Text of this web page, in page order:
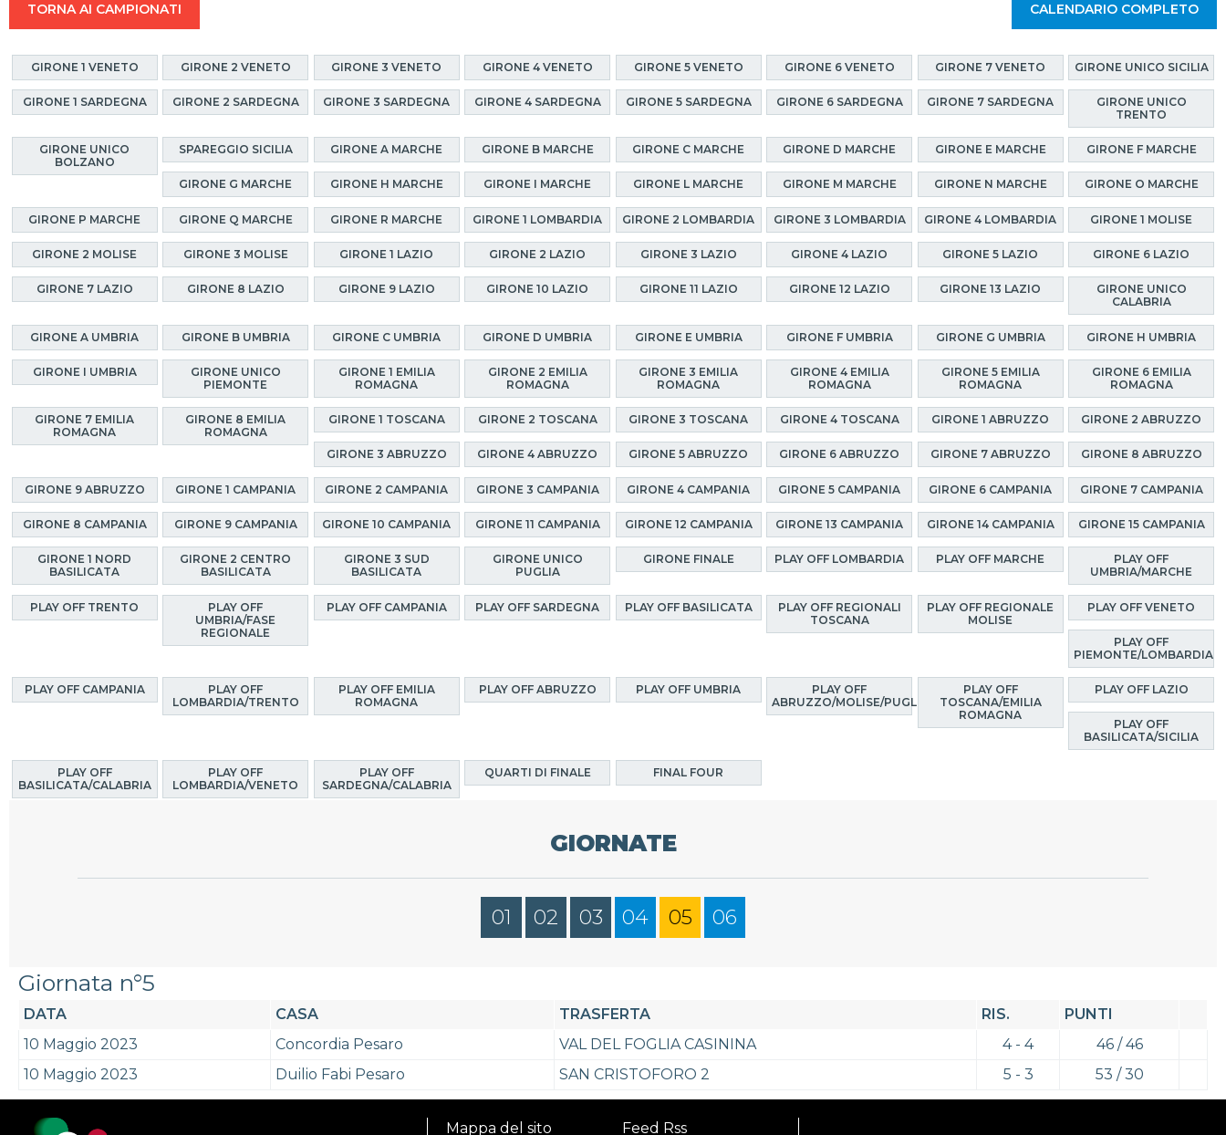
TORNA AI CAMPIONATI CALENDARIO COMPLETO
GIRONE 1 VENETO GIRONE 2 VENETO GIRONE 3 VENETO GIRONE 4 VENETO GIRONE 5 VENETO GIRONE 6 VENETO GIRONE 7 VENETO GIRONE UNICO SICILIA
GIRONE 1 SARDEGNA GIRONE 2 SARDEGNA GIRONE 3 SARDEGNA GIRONE 4 SARDEGNA GIRONE 5 SARDEGNA GIRONE 6 SARDEGNA GIRONE 7 SARDEGNA
GIRONE UNICO
TRENTO
GIRONE UNICO
BOLZANO
SPAREGGIO SICILIA GIRONE A MARCHE GIRONE B MARCHE GIRONE C MARCHE GIRONE D MARCHE GIRONE E MARCHE GIRONE F MARCHE
GIRONE G MARCHE GIRONE H MARCHE GIRONE I MARCHE GIRONE L MARCHE GIRONE M MARCHE GIRONE N MARCHE GIRONE O MARCHE
GIRONE P MARCHE GIRONE Q MARCHE GIRONE R MARCHE GIRONE 1 LOMBARDIA GIRONE 2 LOMBARDIA GIRONE 3 LOMBARDIA GIRONE 4 LOMBARDIA GIRONE 1 MOLISE
GIRONE 2 MOLISE GIRONE 3 MOLISE GIRONE 1 LAZIO GIRONE 2 LAZIO GIRONE 3 LAZIO GIRONE 4 LAZIO GIRONE 5 LAZIO GIRONE 6 LAZIO
GIRONE 7 LAZIO GIRONE 8 LAZIO GIRONE 9 LAZIO GIRONE 10 LAZIO GIRONE 11 LAZIO GIRONE 12 LAZIO GIRONE 13 LAZIO
GIRONE UNICO
CALABRIA
GIRONE A UMBRIA GIRONE B UMBRIA GIRONE C UMBRIA GIRONE D UMBRIA GIRONE E UMBRIA GIRONE F UMBRIA GIRONE G UMBRIA GIRONE H UMBRIA
GIRONE I UMBRIA
GIRONE UNICO
PIEMONTE
GIRONE 1 EMILIA
ROMAGNA
GIRONE 2 EMILIA
ROMAGNA
GIRONE 3 EMILIA
ROMAGNA
GIRONE 4 EMILIA
ROMAGNA
GIRONE 5 EMILIA
ROMAGNA
GIRONE 6 EMILIA
ROMAGNA
GIRONE 7 EMILIA
ROMAGNA
GIRONE 8 EMILIA
ROMAGNA
GIRONE 1 TOSCANA GIRONE 2 TOSCANA GIRONE 3 TOSCANA GIRONE 4 TOSCANA GIRONE 1 ABRUZZO GIRONE 2 ABRUZZO
GIRONE 3 ABRUZZO GIRONE 4 ABRUZZO GIRONE 5 ABRUZZO GIRONE 6 ABRUZZO GIRONE 7 ABRUZZO GIRONE 8 ABRUZZO
GIRONE 9 ABRUZZO GIRONE 1 CAMPANIA GIRONE 2 CAMPANIA GIRONE 3 CAMPANIA GIRONE 4 CAMPANIA GIRONE 5 CAMPANIA GIRONE 6 CAMPANIA GIRONE 7 CAMPANIA
GIRONE 8 CAMPANIA GIRONE 9 CAMPANIA GIRONE 10 CAMPANIA GIRONE 11 CAMPANIA GIRONE 12 CAMPANIA GIRONE 13 CAMPANIA GIRONE 14 CAMPANIA GIRONE 15 CAMPANIA
GIRONE 1 NORD
BASILICATA
GIRONE 2 CENTRO
BASILICATA
GIRONE 3 SUD
BASILICATA
GIRONE UNICO
PUGLIA
GIRONE FINALE PLAY OFF LOMBARDIA PLAY OFF MARCHE
PLAY OFF
UMBRIA/MARCHE
PLAY OFF TRENTO
PLAY OFF
UMBRIA/FASE
REGIONALE
PLAY OFF CAMPANIA PLAY OFF SARDEGNA PLAY OFF BASILICATA
PLAY OFF REGIONALI
TOSCANA
PLAY OFF REGIONALE
MOLISE
PLAY OFF VENETO
PLAY OFF
PIEMONTE/LOMBARDIA
PLAY OFF CAMPANIA
PLAY OFF
LOMBARDIA/TRENTO
PLAY OFF EMILIA
ROMAGNA
PLAY OFF ABRUZZO PLAY OFF UMBRIA
PLAY OFF
ABRUZZO/MOLISE/PUGLIA
PLAY OFF
TOSCANA/EMILIA
ROMAGNA
PLAY OFF LAZIO
PLAY OFF
BASILICATA/SICILIA
PLAY OFF
BASILICATA/CALABRIA
PLAY OFF
LOMBARDIA/VENETO
PLAY OFF
SARDEGNA/CALABRIA
QUARTI DI FINALE FINAL FOUR
GIORNATE
01 02 03 04 05 06
Giornata n°5
DATA CASA TRASFERTA RIS.
PUNTI
10 Maggio 2023
Concordia Pesaro VAL DEL FOGLIA CASININA 4 - 4
46 / 46
10 Maggio 2023
Duilio Fabi Pesaro SAN CRISTOFORO 2 5 - 3 53 / 30
Mappa del sito Feed Rss